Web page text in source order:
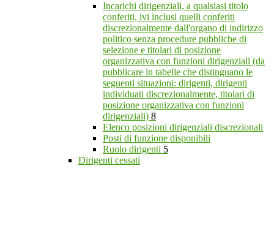
Incarichi dirigenziali, a qualsiasi titolo
conferiti, ivi inclusi quelli conferiti
discrezionalmente dall'organo di indirizzo
politico senza procedure pubbliche di
selezione e titolari di posizione
organizzativa con funzioni dirigenziali (da
pubblicare in tabelle che distinguano le
seguenti situazioni: dirigenti, dirigenti
individuati discrezionalmente, titolari di
posizione organizzativa con funzioni
dirigenziali) 8
Elenco posizioni dirigenziali discrezionali
Posti di funzione disponibili
Ruolo dirigenti 5
Dirigenti cessati